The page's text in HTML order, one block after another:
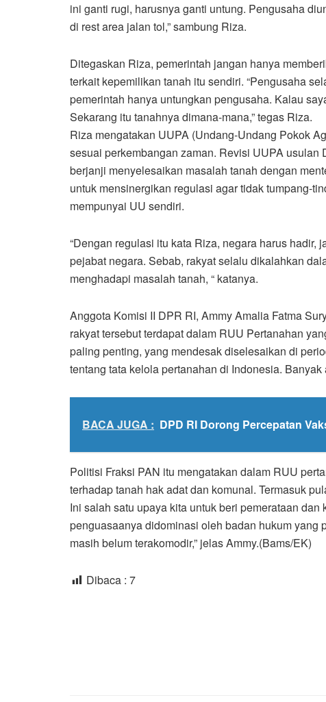
ini ganti rugi, harusnya ganti untung. Pengusaha
di rest area jalan tol,” sambung Riza.
Ditegaskan Riza, pemerintah jangan hanya
terkait kepemilikan tanah itu sendiri. “Pengusaha
pemerintah hanya untungkan pengusaha. Kalau
Sekarang itu tanahnya dimana-mana,” tegas Riza.
Riza mengatakan UUPA (Undang-Undang Pokok
sesuai perkembangan zaman. Revisi UUPA
berjanji menyelesaikan masalah tanah dengan
untuk mensinergikan regulasi agar tidak tumpang-
mempunyai UU sendiri.
“Dengan regulasi itu kata Riza, negara harus
pejabat negara. Sebab, rakyat selalu dikalahkan
menghadapi masalah tanah, “ katanya.
Anggota Komisi II DPR RI, Ammy Amalia Fatma
rakyat tersebut terdapat dalam RUU Pertanahan
paling penting, yang mendesak diselesaikan di
tentang tata kelola pertanahan di Indonesia. Banyak
BACA JUGA : DPD RI Dorong Percepatan
Politisi Fraksi PAN itu mengatakan dalam RUU
terhadap tanah hak adat dan komunal. Termasuk
Ini salah satu upaya kita untuk beri pemerataan
penguasaanya didominasi oleh badan hukum yang
masih belum terakomodir,” jelas Ammy.(Bams/EK)
Dibaca : 7